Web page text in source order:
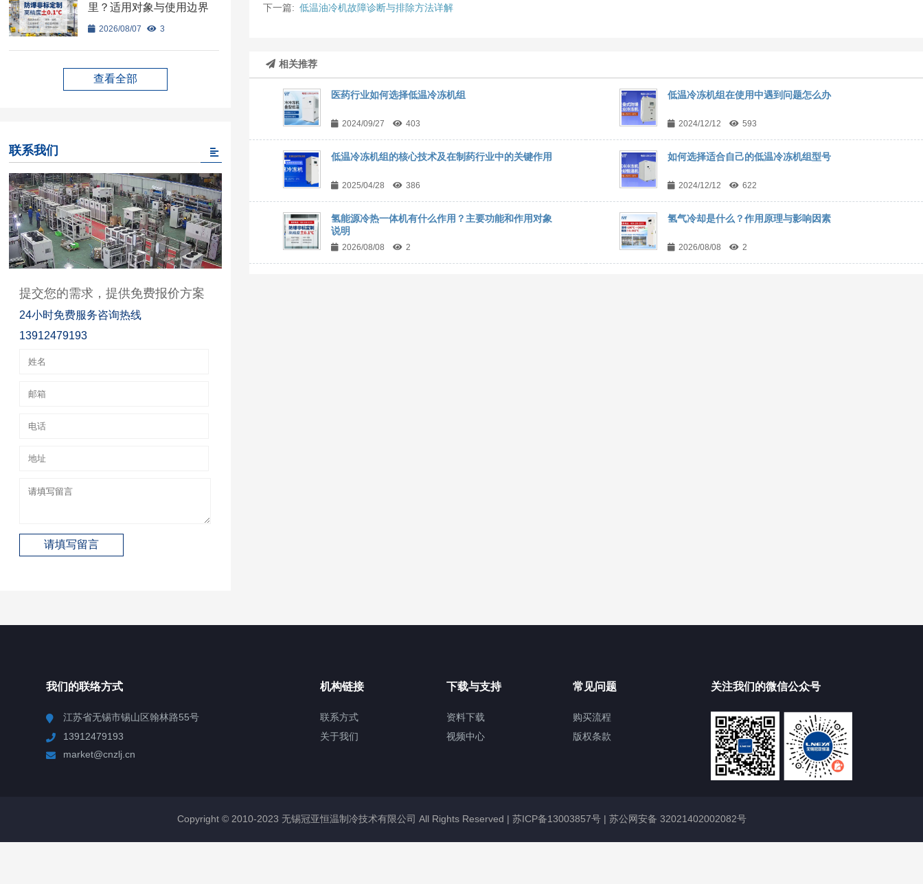
下一篇: 低温油冷机故障诊断与排除方法详解
相关推荐
医药行业如何选择低温冷冻机组
2024/09/27 403
低温冷冻机组在使用中遇到问题怎么办
2024/12/12 593
低温冷冻机组的核心技术及在制药行业中的关键作用
2025/04/28 386
如何选择适合自己的低温冷冻机组型号
2024/12/12 622
氢能源冷热一体机有什么作用？主要功能和作用对象
说明
2026/08/08 2
氢气冷却是什么？作用原理与影响因素
2026/08/08 2
里？适用对象与使用边界
2026/08/07 3
查看全部
联系我们
提交您的需求，提供免费报价方案
24小时免费服务咨询热线
13912479193
我们的联络方式
江苏省无锡市锡山区翰林路55号
13912479193
market@cnzlj.cn
机构链接
联系方式
关于我们
下载与支持
资料下载
视频中心
常见问题
购买流程
版权条款
关注我们的微信公众号
Copyright © 2010-2023 无锡冠亚恒温制冷技术有限公司 All Rights Reserved | 苏ICP备13003857号| 苏公网安备 32021402002082号